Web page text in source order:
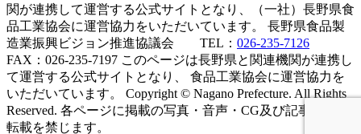
関が連携して運営する公式サイトとなり、（一社）長野県食
品工業協会に運営協力をいただいています。
長野県食品製
造業振興ビジョン推進協議会
TEL： 026-235-7126
FAX： 026-235-7197 このページは長野県と関連機関が連携し
て運営する公式サイトとなり、
食品工業協会に運営協力を
いただいています。
Copyright © Nagano Prefecture. All Rights
Reserved. 各ページに掲載の写真・音声・CG及び記事の無断
転載を禁じます。